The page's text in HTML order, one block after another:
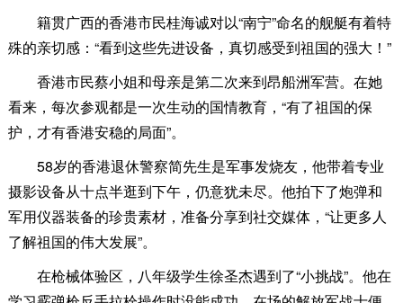
籍贯广西的香港市民桂海诚对以“南宁”命名的舰艇有着特
殊的亲切感：“看到这些先进设备，真切感受到祖国的强大！”
香港市民蔡小姐和母亲是第二次来到昂船洲军营。在她
看来，每次参观都是一次生动的国情教育，“有了祖国的保
护，才有香港安稳的局面”。
58岁的香港退休警察简先生是军事发烧友，他带着专业
摄影设备从十点半逛到下午，仍意犹未尽。他拍下了炮弹和
军用仪器装备的珍贵素材，准备分享到社交媒体，“让更多人
了解祖国的伟大发展”。
在枪械体验区，八年级学生徐圣杰遇到了“小挑战”。他在